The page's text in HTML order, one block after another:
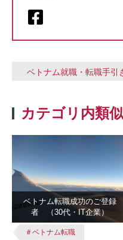
ベトナム就職・転職手引
カテゴリ内類
ベトナム転職成功のご登録
者 （30代・IT企業）
＃ベトナム転職